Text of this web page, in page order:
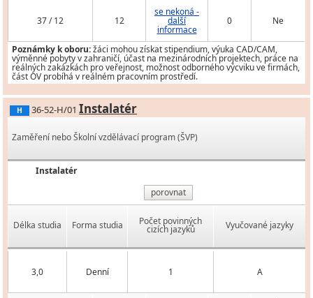
37 / 12 12
se nekoná -
další
informace
0 Ne
Poznámky k oboru:žáci mohou získat stipendium, výuka CAD/CAM,
výměnné pobyty v zahraničí, účast na mezinárodních projektech, práce na
reálných zakázkách pro veřejnost, možnost odborného výcviku ve firmách,
část OV probíhá v reálném pracovním prostředí.
H 36-52-H/01 Instalatér
Zaměření nebo Školní vzdělávací program (ŠVP)
Instalatér
porovnat
Délka studia Forma studia Počet povinných
cizích jazyků Vyučované jazyky
3,0 Denní 1 A